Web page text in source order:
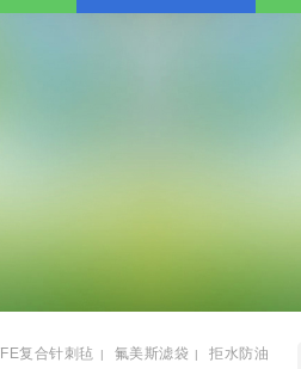
复合针刺毡 | 氟美斯滤袋 | 拒水防油